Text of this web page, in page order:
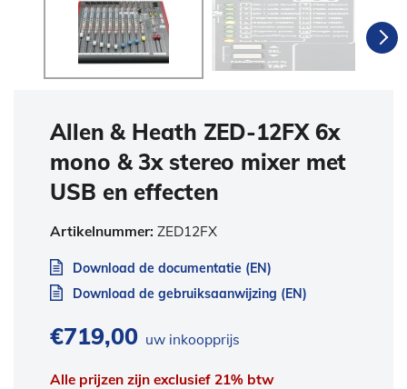
Allen & Heath ZED-12FX 6x
mono & 3x stereo mixer met
USB en effecten
Artikelnummer: ZED12FX
Download de documentatie (EN)
Download de gebruiksaanwijzing (EN)
€719,00 uw inkoopprijs
Alle prijzen zijn exclusief 21% btw